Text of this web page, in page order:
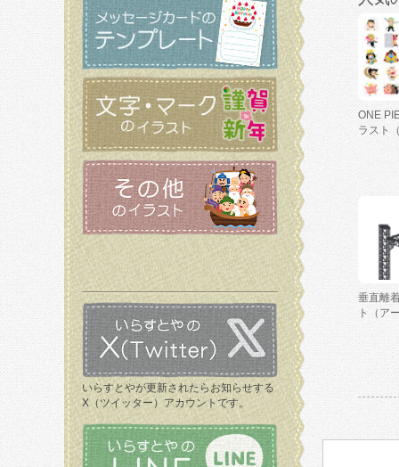
いらすとやが更新されたらお知らせする
X（ツイッター）アカウントです。
ONE
ラスト
垂直離
ト（ア